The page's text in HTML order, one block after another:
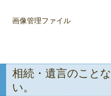
画像管理ファイル
相続・遺言のこと
い。